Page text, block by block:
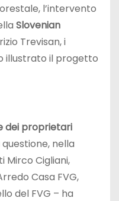
l’intervento
Slovenian
Trevisan, i
illustrato il progetto
dei proprietari
nella
Mirco Cigliani,
Casa FVG,
del FVG – ha